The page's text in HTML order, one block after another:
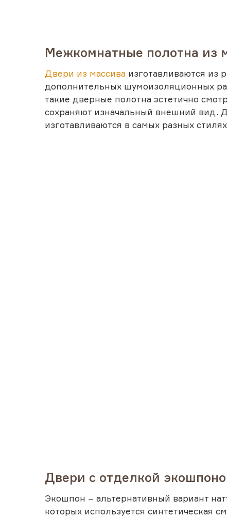
Межкомнатные полотна из
Двери из массива изготавливаются из
дополнительных шумоизоляционных
такие дверные полотна эстетично
сохраняют изначальный внешний вид.
изготавливаются в самых разных
Двери с отделкой
Экошпон – альтернативный вариант
которых используется синтетическая